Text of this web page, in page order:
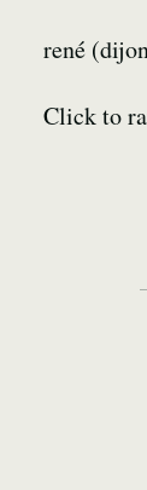
rené
Click to